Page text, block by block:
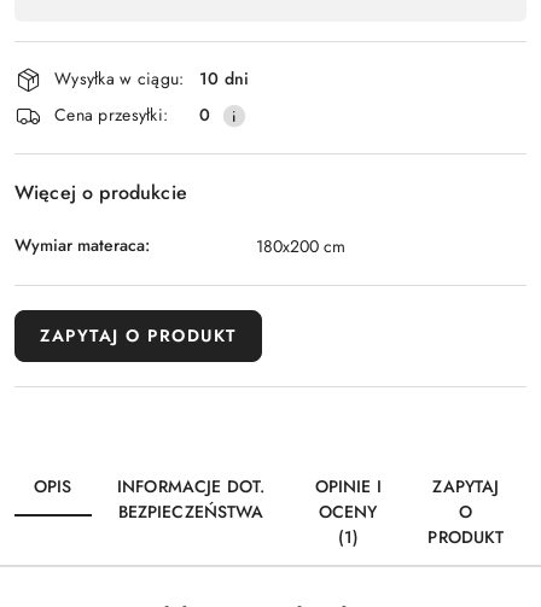
płatność
i
dostawa
Wysyłka w ciągu:
10 dni
Cena przesyłki:
0
Więcej o produkcie
Wymiar materaca: 180x200 cm
ZAPYTAJ O PRODUKT
OPIS
INFORMACJE DOT.
BEZPIECZEŃSTWA
OPINIE I
OCENY
(1)
ZAPYTAJ
O
PRODUKT